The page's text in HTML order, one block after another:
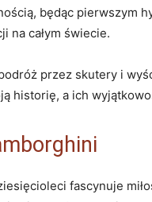
będąc⁣
na całym świecie.
przez skutery ​i
historię, a ich
fascynuje